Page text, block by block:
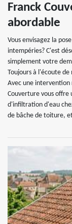
Franck
abordable
Vous envisagez la
intempéries? C'est
simplement votre
Toujours à l'écoute
Avec une intervention
Couverture vous offre
d'infiltration d'eau
de bâche de toiture,